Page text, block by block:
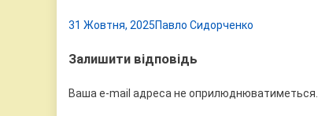
31 Жовтня, 2025Павло Сидорченко
Залишити відповідь
Ваша e-mail адреса не оприлюднюватиметься.